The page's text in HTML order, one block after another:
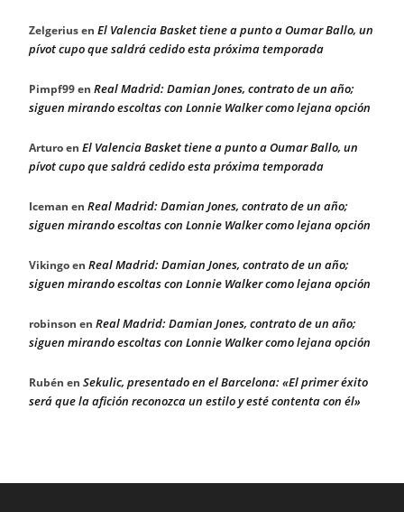
Zelgeriusen El Valencia Basket tiene a punto a Oumar Ballo, un
pívot cupo que saldrá cedido esta próxima temporada
Pimpf99en Real Madrid: Damian Jones, contrato de un año;
siguen mirando escoltas con Lonnie Walker como lejana opción
Arturoen El Valencia Basket tiene a punto a Oumar Ballo, un
pívot cupo que saldrá cedido esta próxima temporada
Iceman en Real Madrid: Damian Jones, contrato de un año;
siguen mirando escoltas con Lonnie Walker como lejana opción
Vikingoen Real Madrid: Damian Jones, contrato de un año;
siguen mirando escoltas con Lonnie Walker como lejana opción
robinson en Real Madrid: Damian Jones, contrato de un año;
siguen mirando escoltas con Lonnie Walker como lejana opción
Rubén en Sekulic, presentado en el Barcelona: «El primer éxito
será que la afición reconozca un estilo y esté contenta con él»